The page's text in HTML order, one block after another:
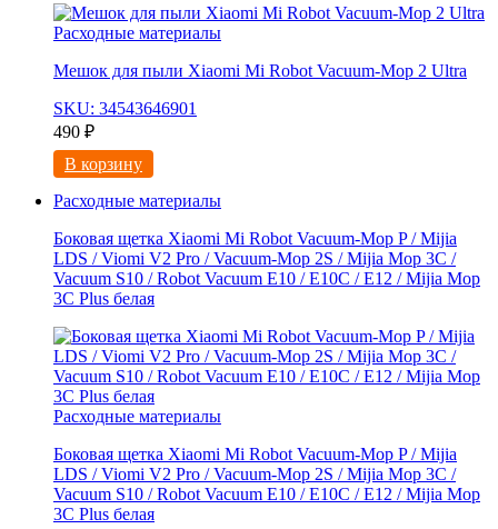
Расходные материалы
Мешок для пыли Xiaomi Mi Robot Vacuum-Mop 2 Ultra
SKU: 34543646901
490 ₽
В корзину
Расходные материалы
Боковая щетка Xiaomi Mi Robot Vacuum-Mop P / Mijia
LDS / Viomi V2 Pro / Vacuum-Mop 2S / Mijia Mop 3C /
Vacuum S10 / Robot Vacuum E10 / E10C / E12 / Mijia Mop
3С Рlus белая
Расходные материалы
Боковая щетка Xiaomi Mi Robot Vacuum-Mop P / Mijia
LDS / Viomi V2 Pro / Vacuum-Mop 2S / Mijia Mop 3C /
Vacuum S10 / Robot Vacuum E10 / E10C / E12 / Mijia Mop
3С Рlus белая